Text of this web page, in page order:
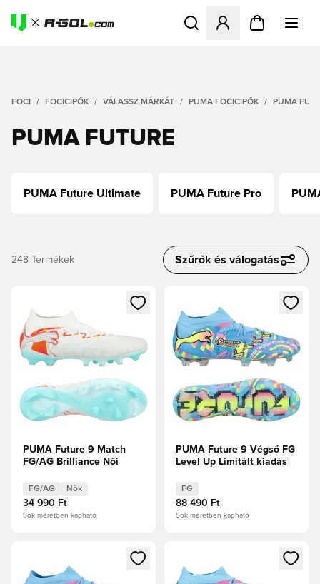
Megnyit egy modált a
FOCI FOCICIPŐK VÁLASSZ MÁRKÁT PUMA FOCICIPŐK PUMA
PUMA FUTURE
PUMA Future Ultimate PUMA Future Pro
248 Termékek Szűrők és válogatás
Megnyit egy modált a bejelentkezéshez vagy a tagként
PUMA Future 9 Match
FG/AG Brilliance Női
FG/AG Nők
34 990 Ft
Sok méretben kapható
Megnyit egy modált a
PUMA Future 9 Végső FG
Level Up Limitált kiadás
FG
88 490 Ft
Sok méretben kapható
Megnyit egy modált a bejelentkezéshez vagy a tagként
Megnyit egy modált a